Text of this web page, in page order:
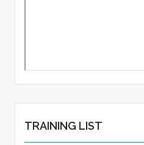
TRAINING LIST